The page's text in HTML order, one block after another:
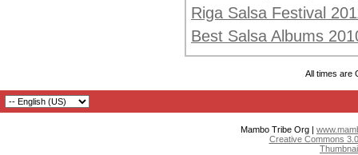
Riga Salsa Festival
Best Salsa Albums
All times are
Mambo Tribe Org |
Creative Commons